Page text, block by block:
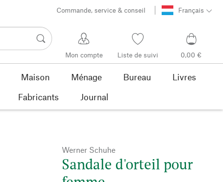
Commande, service & conseil Français
Mon compte Liste de suivi 0,00 €
Maison Ménage Bureau
Livres
Fabricants Journal
Werner Schuhe
Sandale d'orteil pour